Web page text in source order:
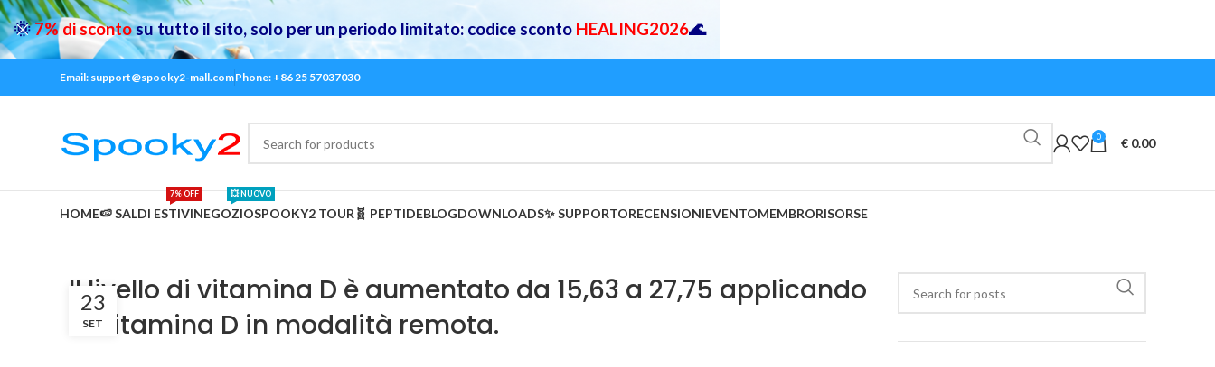
Email: support@spooky2-mall.comPhone: +86 25 57037030
0 € 0.00
HOME🍉 SALDI ESTIVI
7% OFF
NEGOZIO
💥 NUOVO
SPOOKY2 TOUR 🧬 PEPTIDEBLOGDOWNLOADS✨ SUPPORTORECENSIONIEVENTOMEMBRORISORSE
Il livello di vitamina D è aumentato da 15,63 a 27,75 applicando
la vitamina D in modalità remota.
23
SET
🌞7% di scontosu tutto il sito, solo per un periodo limitato: codice sconto HEALING2026🌊